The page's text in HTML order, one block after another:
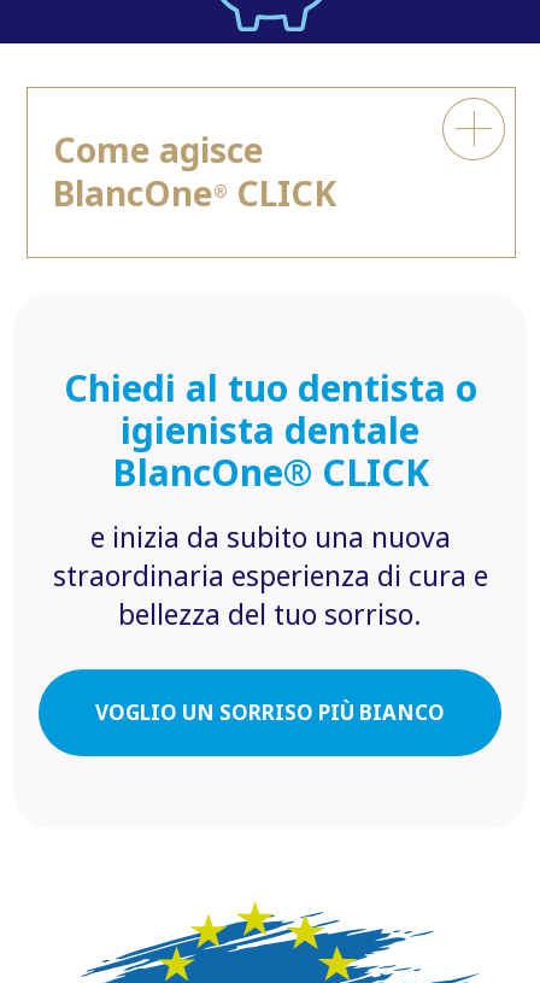
Come agisce
BlancOne® CLICK
Chiedi al tuo dentista o
igienista dentale
BlancOne® CLICK
e inizia da subito una nuova
straordinaria esperienza di cura e
bellezza del tuo sorriso.
VOGLIO UN SORRISO PIÙ BIANCO